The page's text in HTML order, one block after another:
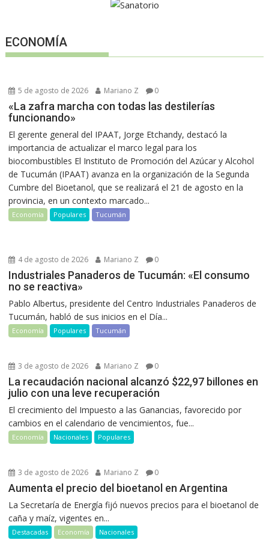
ECONOMÍA
5 de agosto de 2026 Mariano Z 0
«La zafra marcha con todas las destilerías
funcionando»
El gerente general del IPAAT, Jorge Etchandy, destacó la
importancia de actualizar el marco legal para los
biocombustibles El Instituto de Promoción del Azúcar y Alcohol
de Tucumán (IPAAT) avanza en la organización de la Segunda
Cumbre del Bioetanol, que se realizará el 21 de agosto en la
provincia, en un contexto marcado...
Economía Populares Tucumán
4 de agosto de 2026 Mariano Z 0
Industriales Panaderos de Tucumán: «El consumo
no se reactiva»
Pablo Albertus, presidente del Centro Industriales Panaderos de
Tucumán, habló de sus inicios en el Día...
Economía Populares Tucumán
3 de agosto de 2026 Mariano Z 0
La recaudación nacional alcanzó $22,97 billones en
julio con una leve recuperación
El crecimiento del Impuesto a las Ganancias, favorecido por
cambios en el calendario de vencimientos, fue...
Economía Nacionales Populares
3 de agosto de 2026 Mariano Z 0
Aumenta el precio del bioetanol en Argentina
La Secretaría de Energía fijó nuevos precios para el bioetanol de
caña y maíz, vigentes en...
Destacadas Economía Nacionales